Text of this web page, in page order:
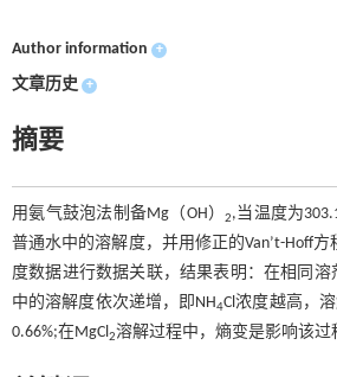
Author information +
文章历史 +
摘要
用氨气鼓泡法制备Mg（OH）2,当温度为
普通水中的溶解度，并用修正的Van’t-Hoff方
度数据进行数据关联，结果表明：在相同溶
中的溶解度依次递增，即NH4Cl浓度越高，
0.66%;在MgCl2溶解过程中，熵变是影响该过